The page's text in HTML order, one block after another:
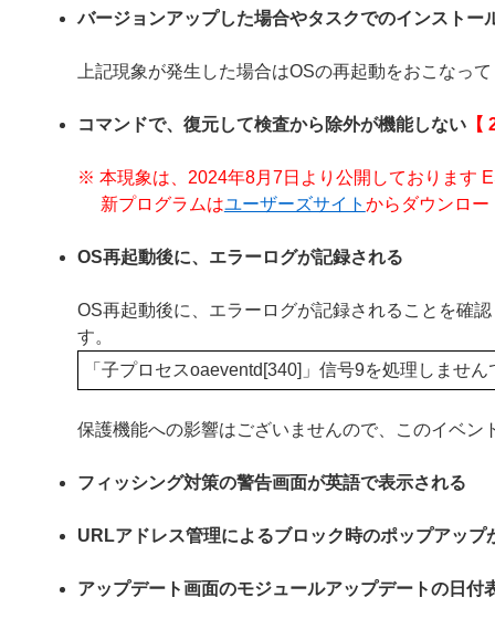
バージョンアップした場合やタスクでのインスト
上記現象が発生した場合はOSの再起動をおこなっ
コマンドで、復元して検査から除外が機能しない
※ 本現象は、2024年8月7日より公開しております
新プログラムはユーザーズサイト からダウンロ
OS再起動後に、エラーログが記録される
OS再起動後に、エラーログが記録されることを確
す。
「子プロセスoaeventd[340]」信号9を処理しませ
保護機能への影響はございませんので、このイベン
フィッシング対策の警告画面が英語で表示される
URLアドレス管理によるブロック時のポップアップ
アップデート画面のモジュールアップデートの日付